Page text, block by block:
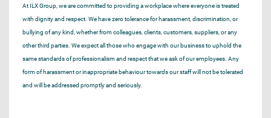
At ILX Group, we are committed to providing a workplace where everyone is treated
with dignity and respect. We have zero tolerance for harassment, discrimination, or
bullying of any kind, whether from colleagues, clients, customers, suppliers, or any
other third parties. We expect all those who engage with our business to uphold the
same standards of professionalism and respect that we ask of our employees. Any
form of harassment or inappropriate behaviour towards our staff will not be tolerated
and will be addressed promptly and seriously.